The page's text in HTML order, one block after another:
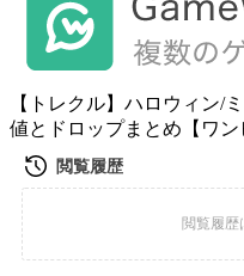
【トレクル】ハロウィン/
値とドロップまとめ【ワン